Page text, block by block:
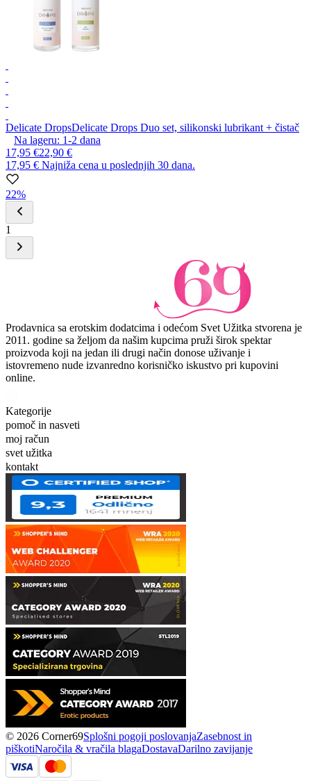
Delicate DropsDelicate Drops Duo set, silikonski lubrikant + čistač
Na lageru: 1-2 dana
17,95 €22,90 €
17,95 € Najniža cena u poslednjih 30 dana.
22%
1
Prodavnica sa erotskim dodatcima i odećom Svet Užitka stvorena je
2011. godine sa željom da našim kupcima pruži širok spektar
proizvoda koji na jedan ili drugi način donose uživanje i
istovremeno nude izvanredno korisničko iskustvo pri kupovini
online.
Kategorije
pomoč in nasveti
moj račun
svet užitka
kontakt
© 2026 Corner69Splošni pogoji poslovanjaZasebnost in
piškotiNaročila & vračila blagaDostavaDarilno zavijanje